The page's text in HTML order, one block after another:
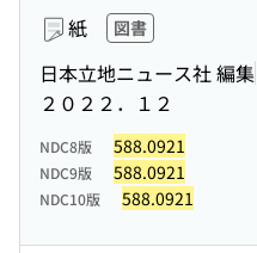
紙 図書
日本立地ニュース社 編集
２０２２．１２
NDC8版 588.0921
NDC9版 588.0921
NDC10版 588.0921